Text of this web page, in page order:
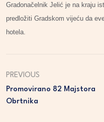
Gradonačelnik Jelić je na kraju
predložiti Gradskom vijeću da
hotela.
PREVIOUS
Promovirano 82 Majstora
Obrtnika